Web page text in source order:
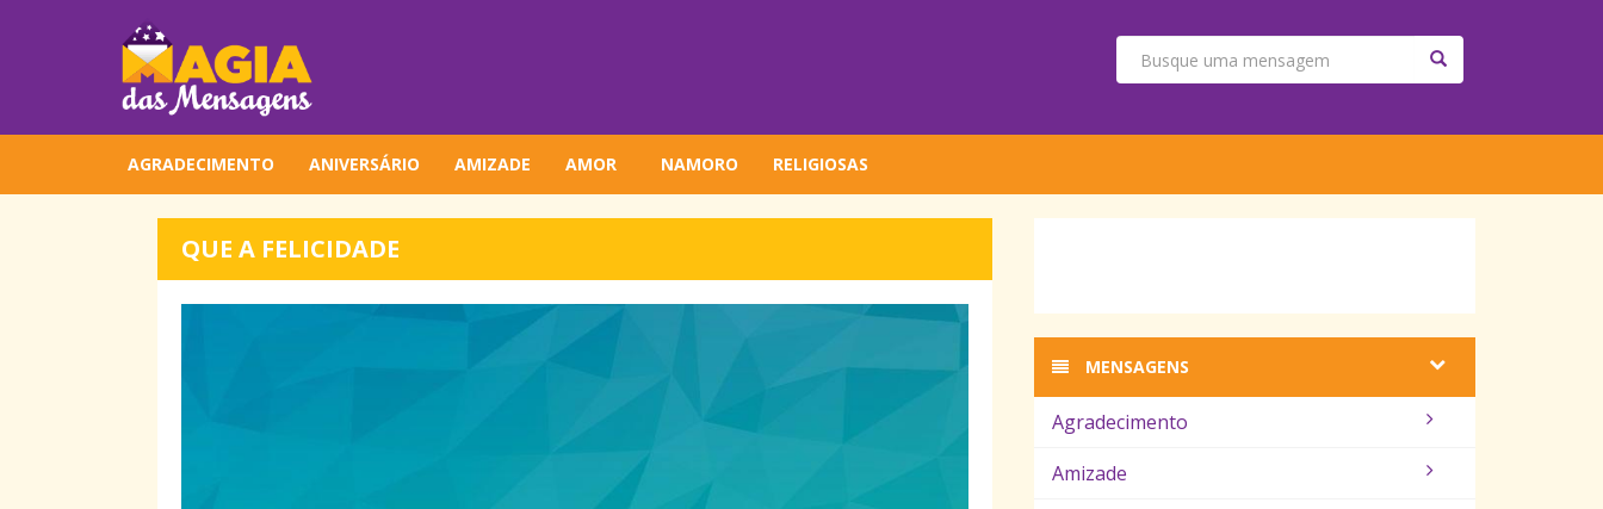
AGRADECIMENTO ANIVERSÁRIO AMIZADE AMOR NAMORO RELIGIOSAS
QUE A FELICIDADE
MENSAGENS
Agradecimento
Amizade